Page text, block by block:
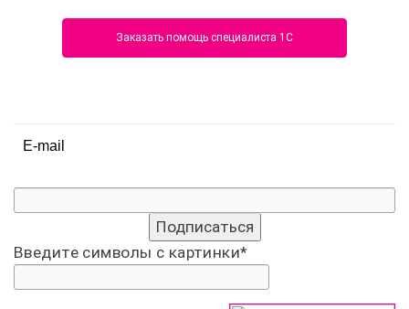
Заказать помощь специалиста 1С
Введите символы с картинки*